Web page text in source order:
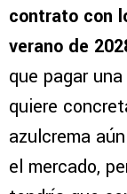
contrato con
verano de
que pagar
quiere
azulcrema
el mercado,